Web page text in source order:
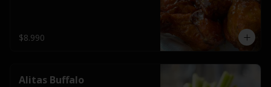
$8.990
Alitas Buffalo